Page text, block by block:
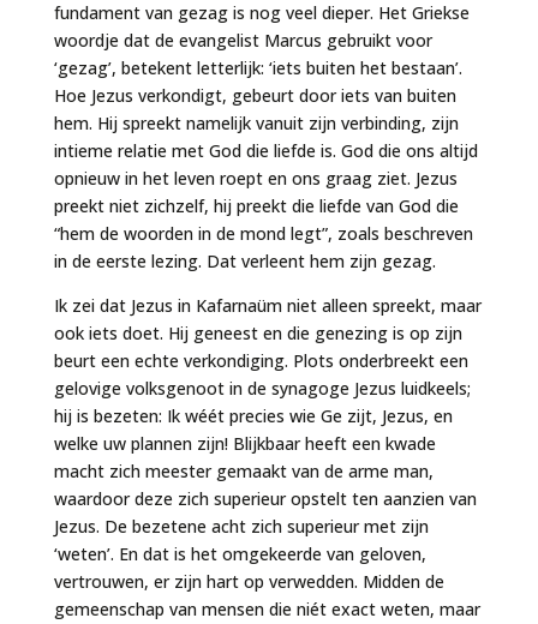
fundament van gezag is nog veel dieper. Het Griekse
woordje dat de evangelist Marcus gebruikt voor
‘gezag’, betekent letterlijk: ‘iets buiten het bestaan’.
Hoe Jezus verkondigt, gebeurt door iets van buiten
hem. Hij spreekt namelijk vanuit zijn verbinding, zijn
intieme relatie met God die liefde is. God die ons altijd
opnieuw in het leven roept en ons graag ziet. Jezus
preekt niet zichzelf, hij preekt die liefde van God die
“hem de woorden in de mond legt”, zoals beschreven
in de eerste lezing. Dat verleent hem zijn gezag.
Ik zei dat Jezus in Kafarnaüm niet alleen spreekt, maar
ook iets doet. Hij geneest en die genezing is op zijn
beurt een echte verkondiging. Plots onderbreekt een
gelovige volksgenoot in de synagoge Jezus luidkeels;
hij is bezeten: Ik wéét precies wie Ge zijt, Jezus, en
welke uw plannen zijn! Blijkbaar heeft een kwade
macht zich meester gemaakt van de arme man,
waardoor deze zich superieur opstelt ten aanzien van
Jezus. De bezetene acht zich superieur met zijn
‘weten’. En dat is het omgekeerde van geloven,
vertrouwen, er zijn hart op verwedden. Midden de
gemeenschap van mensen die niét exact weten, maar